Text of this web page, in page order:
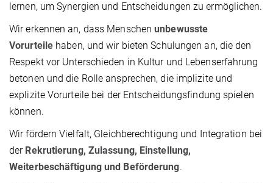
lernen, um Synergien und Entscheidungen zu ermöglichen.
Wir erkennen an, dass Menschenunbewusste
Vorurteile haben, und wir bieten Schulungen an, die den
Respekt vor Unterschieden in Kultur und Lebenserfahrung
betonen und die Rolle ansprechen, die implizite und
explizite Vorurteile bei der Entscheidungsfindung spielen
können.
Wir fördern Vielfalt, Gleichberechtigung und Integration bei
der Rekrutierung, Zulassung, Einstellung,
Weiterbeschäftigung und Beförderung.